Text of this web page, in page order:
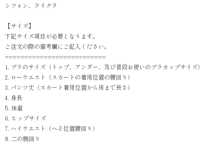
シフォン、ライクラ
【サイズ】
下記サイズ項目が必要となります。
ご注文の際の備考欄にご記入ください。
==========================
1. ブラのサイズ（トップ、アンダー、及び普段お使いのブラカップサイズ）
2. ローウエスト（スカートの着用位置の腰回り）
3. パンツ丈（スカート着用位置から床まで長さ）
4. 身長
5. 体重
6. ヒップサイズ
7. ハイウエスト（へそ位置腰回り）
8. 二の腕回り